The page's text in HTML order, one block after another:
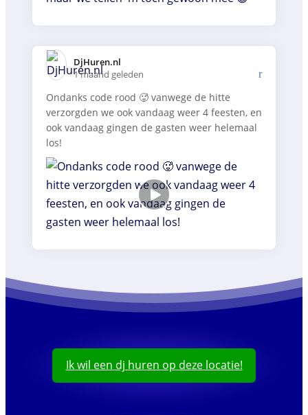
DjHuren.nl️
1 maand geleden
Ondanks code rood 🥵 vanwege de hitte
verzorgden we ook vandaag weer 4 feesten, en
ook vandaag gingen de gasten weer helemaal
los!
Ik wil een dj huren op deze locatie!